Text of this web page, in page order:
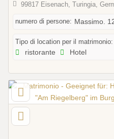
99817 Eisenach, Turingia,
numero di persone: Massimo.
Tipo di location per il matrimonio:
ristorante
Hotel